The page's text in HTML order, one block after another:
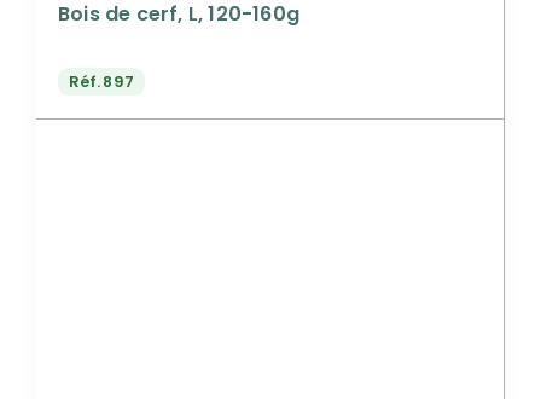
Bois de cerf, L, 120-160g
Réf.897